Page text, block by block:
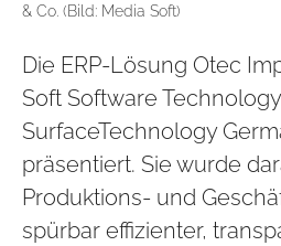
& Co. (Bild: Media Soft)
Die ERP-Lösung Otec
Soft Software
SurfaceTechnology
präsentiert. Sie wurde
Produktions- und
spürbar effizienter,